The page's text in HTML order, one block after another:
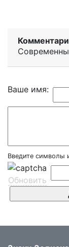
Ваше имя:
Введите символы
Обновить